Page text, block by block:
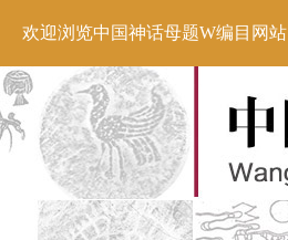
欢迎浏览中国神话母题W编目网站